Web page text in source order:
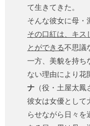
て生きてきた。
そんな彼女に母・
その口紅は、キス
とができる不思議
一方、美貌を持ち
ない理由により花
ナ （役・土屋太鳳
彼女は女優として
らせながら日々を